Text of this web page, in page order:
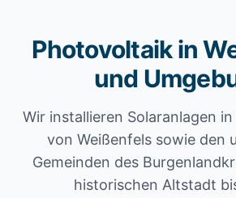
Photovoltaik in
und
Wir installieren Solaranlagen
von Weißenfels sowie den
Gemeinden des
historischen Altstadt